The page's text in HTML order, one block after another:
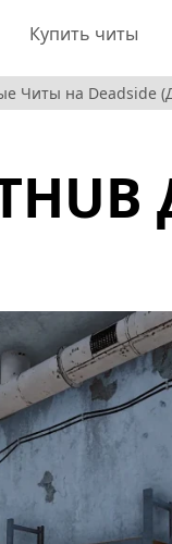
Купить читы
Читы на Deadside